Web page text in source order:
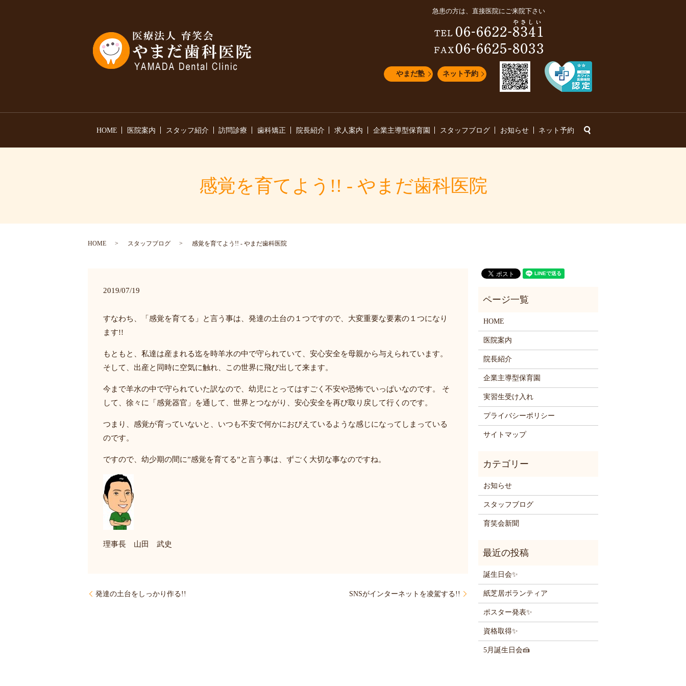
急患の方は、直接医院にご来院下さい
やまだ塾 ネット予約
HOME 医院案内 スタッフ紹介 訪問診療 歯科矯正 院長紹介 求人案内 企業主導型保育園 スタッフブログ お知らせ ネット予約
感覚を育てよう!! - やまだ歯科医院
HOME スタッフブログ 感覚を育てよう!! - やまだ歯科医院
2019/07/19
すなわち、「感覚を育てる」と言う事は、発達の土台の１つですので、大変重要な要素の１つになり
ます!!
もともと、私達は産まれる迄を時羊水の中で守られていて、安心安全を母親から与えられています。
そして、出産と同時に空気に触れ、この世界に飛び出して来ます。
今まで羊水の中で守られていた訳なので、幼児にとってはすごく不安や恐怖でいっぱいなのです。 そ
して、徐々に「感覚器官」を通して、世界とつながり、安心安全を再び取り戻して行くのです。
つまり、感覚が育っていないと、いつも不安で何かにおびえているような感じになってしまっている
のです。
ですので、幼少期の間に”感覚を育てる”と言う事は、ずごく大切な事なのですね。
理事長 山田 武史
発達の土台をしっかり作る!! SNSがインターネットを凌駕する!!
HOME
医院案内
院長紹介
企業主導型保育園
実習生受け入れ
プライバシーポリシー
サイトマップ
お知らせ
スタッフブログ
育笑会新聞
誕生日会✨
紙芝居ボランティア
ポスター発表✨
資格取得✨
5月誕生日会🍰